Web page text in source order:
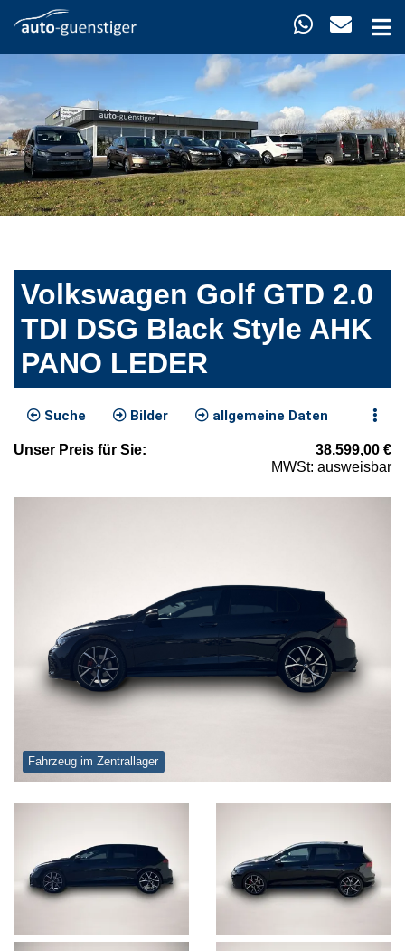
Volkswagen Golf GTD 2.0
TDI DSG Black Style AHK
PANO LEDER
Suche Bilder allgemeine Daten
Unser Preis für Sie: 38.599,00 €
MWSt: ausweisbar
Fahrzeug im Zentrallager